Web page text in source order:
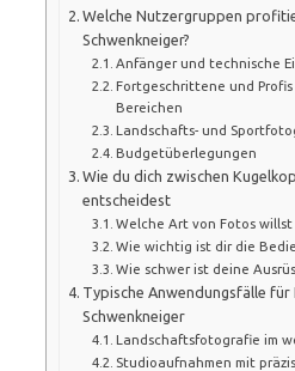
Welche Nutzergruppen
Schwenkneiger?
Anfänger und technische
Fortgeschrittene und
Bereichen
Landschafts- und
Budgetüberlegungen
Wie du dich zwischen
entscheidest
Welche Art von Fotos willst
Wie wichtig ist dir die
Wie schwer ist deine
Typische Anwendungsfälle für
Schwenkneiger
Landschaftsfotografie im
Studioaufnahmen mit